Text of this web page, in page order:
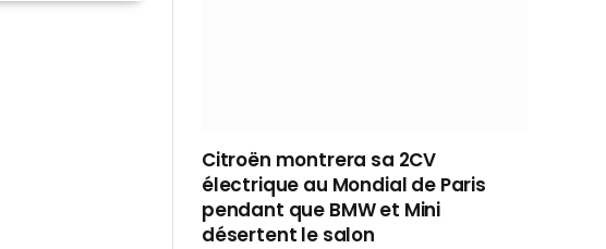
Citroën montrera sa 2CV
électrique au Mondial de Paris
pendant que BMW et Mini
désertent le salon